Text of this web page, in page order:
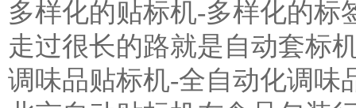
多样化的贴标机-多样化的标
走过很长的路就是自动套标
调味品贴标机-全自动化调味